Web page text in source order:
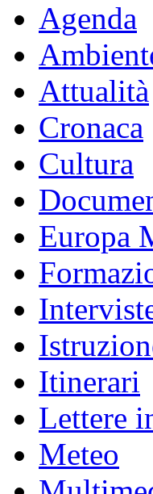
Agenda
Attualità
Cronaca
Cultura
Europa
Itinerari
Lettere
Meteo